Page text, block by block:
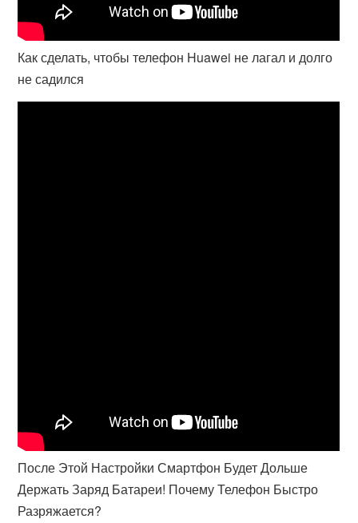
Как сделать, чтобы телефон Huawei не лагал и долго
не садился
После Этой Настройки Смартфон Будет Дольше
Держать Заряд Батареи! Почему Телефон Быстро
Разряжается?